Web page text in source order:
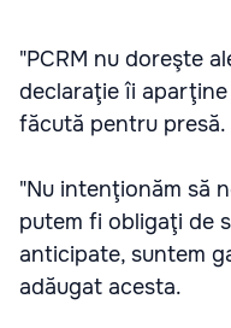
"PCRM nu doreşte
declaraţie îi
făcută pentru presă.
"Nu intenţionăm să
putem fi obligaţi de
anticipate, suntem
adăugat acesta.